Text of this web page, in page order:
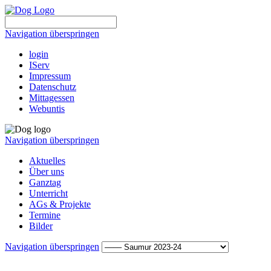
Navigation überspringen
login
IServ
Impressum
Datenschutz
Mittagessen
Webuntis
Navigation überspringen
Aktuelles
Über uns
Ganztag
Unterricht
AGs & Projekte
Termine
Bilder
Navigation überspringen